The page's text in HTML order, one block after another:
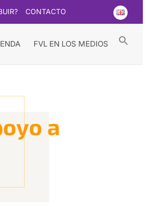
CONTACTO
FVL EN LOS MEDIOS
a